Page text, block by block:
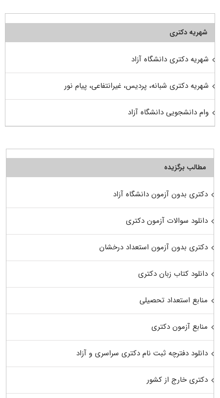
شهریه دکتری
شهریه دکتری دانشگاه آزاد
شهریه دکتری شبانه، پردیس، غیرانتفاعی، پیام نور
وام دانشجویی دانشگاه آزاد
مطالب برگزیده
دکتری بدون آزمون دانشگاه آزاد
دانلود سوالات آزمون دکتری
دکتری بدون آزمون استعداد درخشان
دانلود کتاب زبان دکتری
منابع استعداد تحصیلی
منابع آزمون دکتری
دانلود دفترچه ثبت نام دکتری سراسری و آزاد
دکتری خارج از کشور